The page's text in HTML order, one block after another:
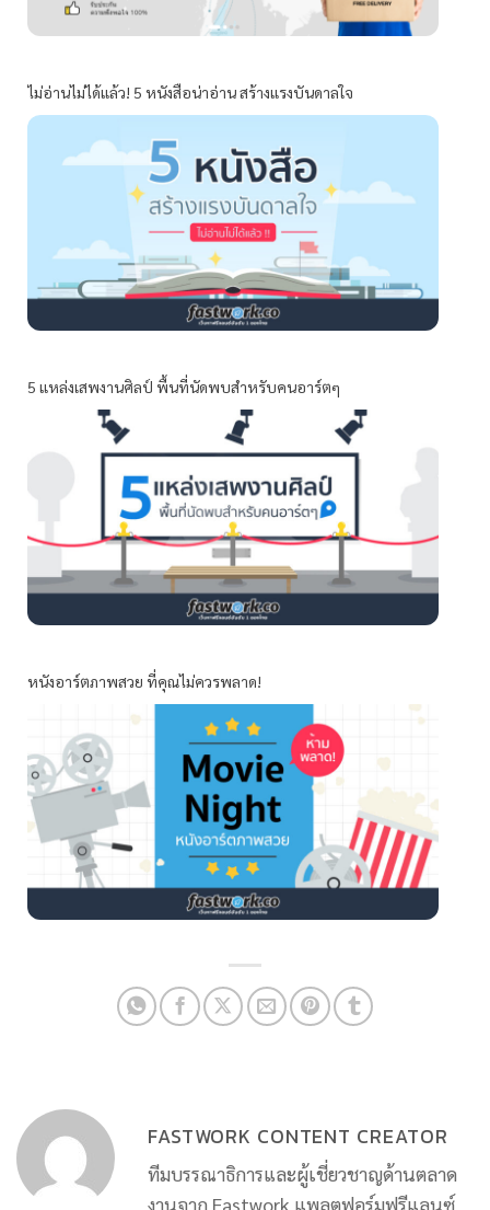
ไม่อ่านไม่ได้แล้ว! 5 หนังสือน่าอ่าน สร้างแรงบันดาลใจ
5 แหล่งเสพงานศิลป์ พื้นที่นัดพบสำหรับคนอาร์ตๆ
หนังอาร์ตภาพสวย ที่คุณไม่ควรพลาด!
FASTWORK CONTENT CREATOR
ทีมบรรณาธิการและผู้เชี่ยวชาญด้านตลาด
งานจาก Fastwork แพลตฟอร์มฟรีแลนซ์